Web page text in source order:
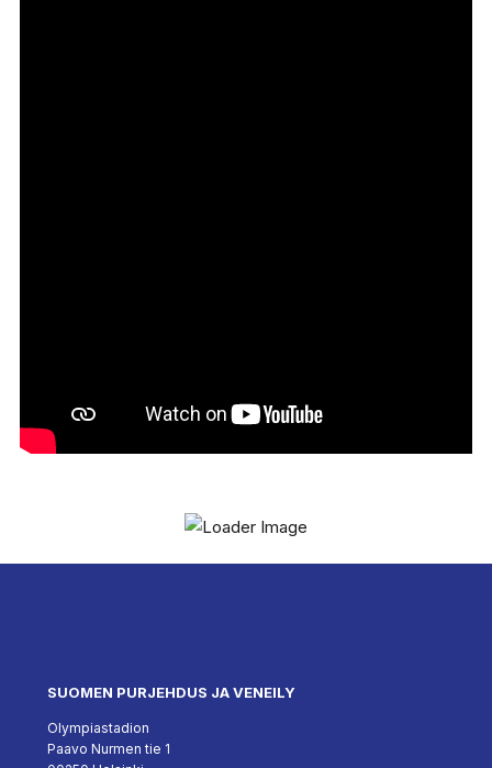
SUOMEN PURJEHDUS JA VENEILY
Olympiastadion
Paavo Nurmen tie 1